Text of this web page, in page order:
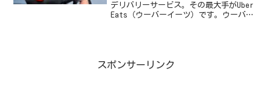
デリバリーサービス。その最大手がUber
Eats（ウーバーイーツ）です。ウーバー
スポンサーリンク